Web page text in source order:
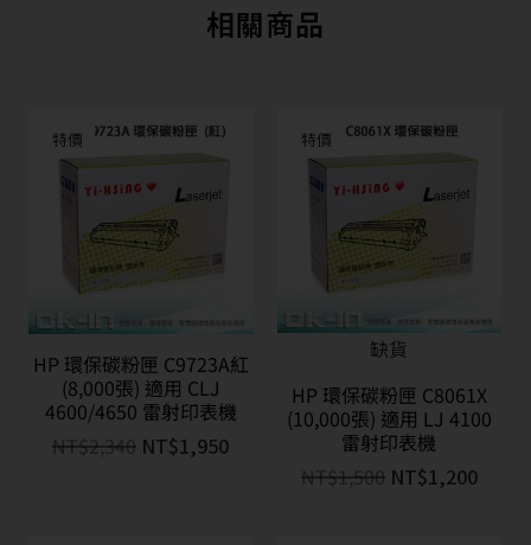
相關商品
特價
HP 環保碳粉匣 C9723A紅
(8,000張) 適用 CLJ
4600/4650 雷射印表機
NT$2,340 NT$1,950
特價
缺貨
HP 環保碳粉匣 C8061X
(10,000張) 適用 LJ 4100
雷射印表機
NT$ 1,500 NT$1,200